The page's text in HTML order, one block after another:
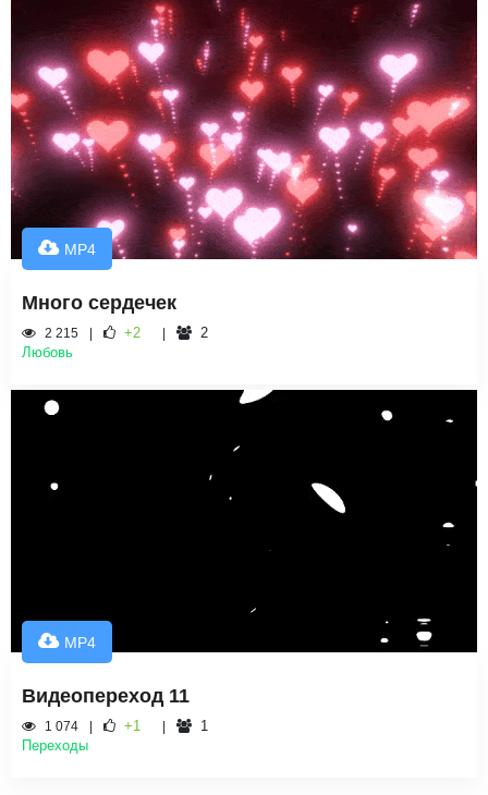
MP4
Много сердечек
2 215 +2
2
Любовь
MP4
Видеопереход 11
1 074 +1
1
Переходы